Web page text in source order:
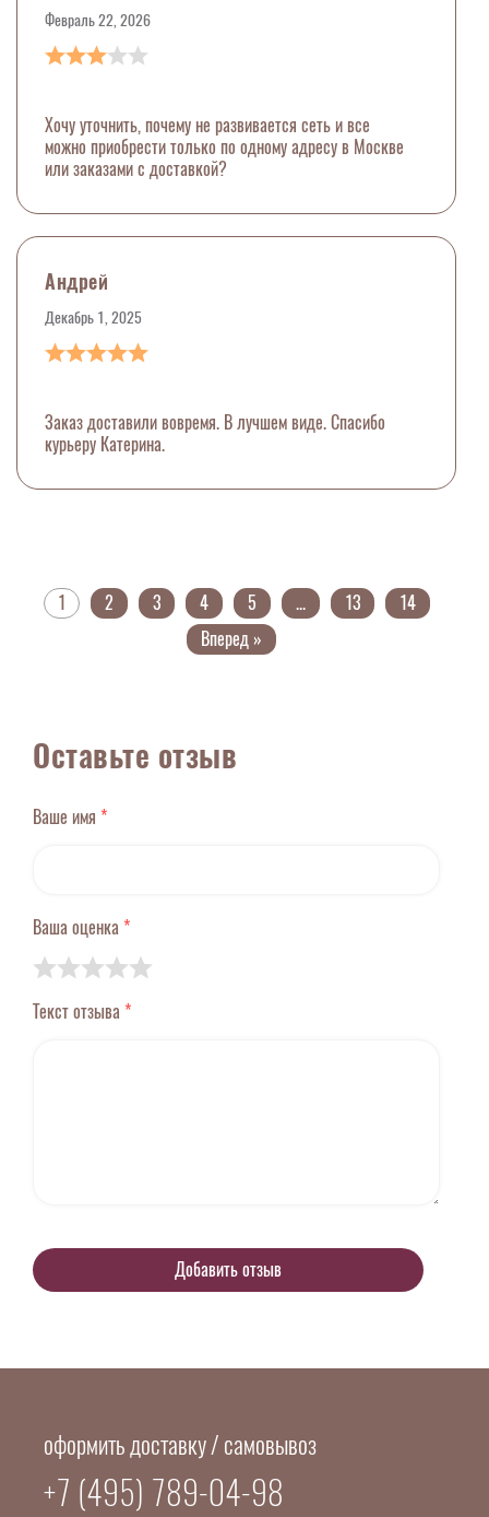
Февраль 22, 2026
Хочу уточнить, почему не развивается сеть и все
можно приобрести только по одному адресу в Москве
или заказами с доставкой?
Андрей
Декабрь 1, 2025
Заказ доставили вовремя. В лучшем виде. Спасибо
курьеру Катерина.
1 2 3 4 5 ... 13
14
Вперед »
Оставьте отзыв
Ваше имя *
Ваша оценка *
Текст отзыва *
оформить доставку / самовывоз
+7 (495) 789-04-98